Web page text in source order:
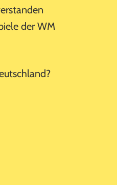
der WM